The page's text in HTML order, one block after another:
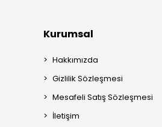
Kurumsal
Hakkımızda
Gizlilik Sözleşmesi
Mesafeli Satış Sözleşmesi
İletişim